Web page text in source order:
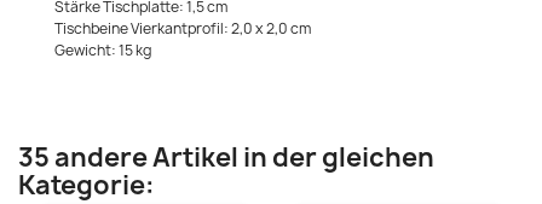
Stärke Tischplatte: 1,5 cm
Tischbeine Vierkantprofil: 2,0 x 2,0 cm
Gewicht: 15 kg
35 andere Artikel in der gleichen
Kategorie: